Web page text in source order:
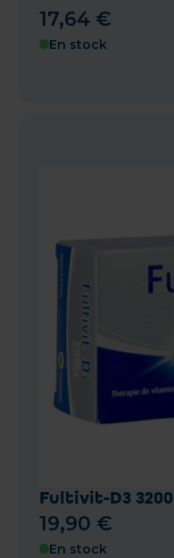
17,64 €
En stock
Fultivit-D3
19,90 €
En stock